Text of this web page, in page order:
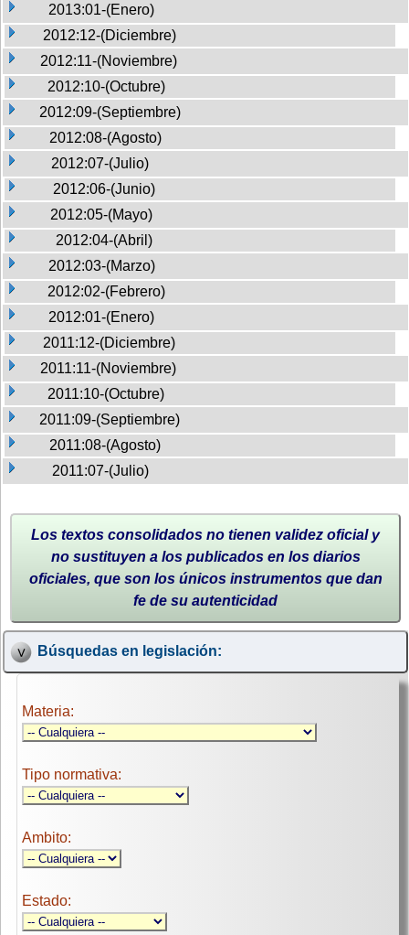
2013:01-(Enero)
2012:12-(Diciembre)
2012:11-(Noviembre)
2012:10-(Octubre)
2012:09-(Septiembre)
2012:08-(Agosto)
2012:07-(Julio)
2012:06-(Junio)
2012:05-(Mayo)
2012:04-(Abril)
2012:03-(Marzo)
2012:02-(Febrero)
2012:01-(Enero)
2011:12-(Diciembre)
2011:11-(Noviembre)
2011:10-(Octubre)
2011:09-(Septiembre)
2011:08-(Agosto)
2011:07-(Julio)
Los textos consolidados no tienen validez oficial y
no sustituyen a los publicados en los diarios
oficiales, que son los únicos instrumentos que dan
fe de su autenticidad
Búsquedas en legislación:
Materia:
Tipo normativa:
Ambito:
Estado: